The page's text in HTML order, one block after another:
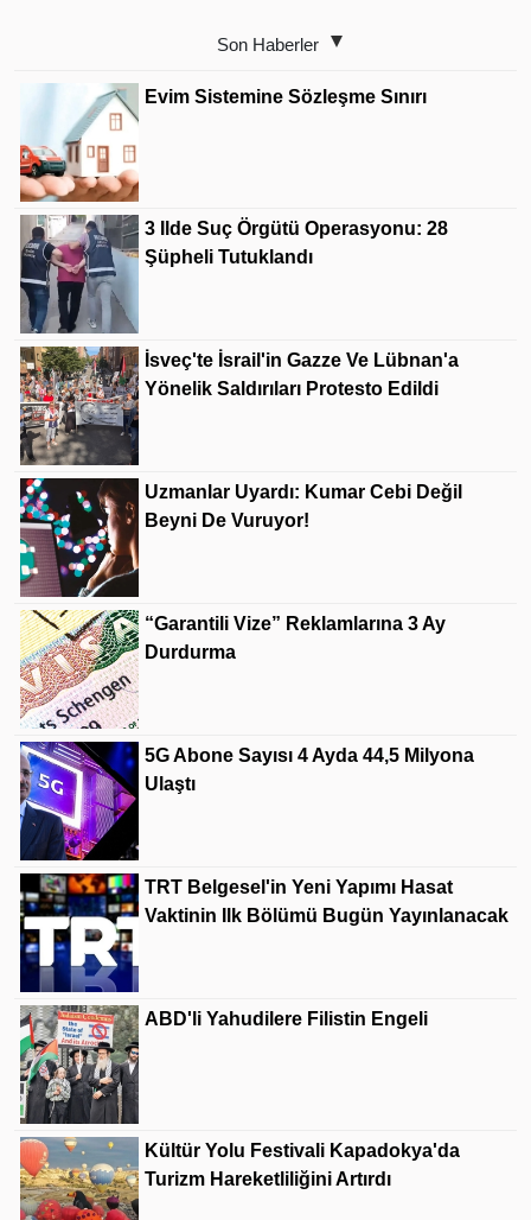
Son Haberler
Evim Sistemine Sözleşme Sınırı
3 Ilde Suç Örgütü Operasyonu: 28
Şüpheli Tutuklandı
İsveç'te İsrail'in Gazze Ve Lübnan'a
Yönelik Saldırıları Protesto Edildi
Uzmanlar Uyardı: Kumar Cebi Değil
Beyni De Vuruyor!
“Garantili Vize” Reklamlarına 3 Ay
Durdurma
5G Abone Sayısı 4 Ayda 44,5 Milyona
Ulaştı
TRT Belgesel'in Yeni Yapımı Hasat
Vaktinin Ilk Bölümü Bugün Yayınlanacak
ABD'li Yahudilere Filistin Engeli
Kültür Yolu Festivali Kapadokya'da
Turizm Hareketliliğini Artırdı